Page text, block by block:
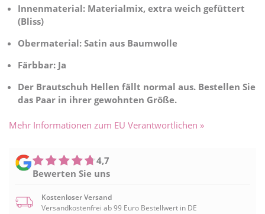
Innenmaterial: Materialmix, extra weich gefüttert
(Bliss)
Obermaterial: Satin aus Baumwolle
Färbbar: Ja
Der Brautschuh Hellen fällt normal aus. Bestellen Sie
das Paar in ihrer gewohnten Größe.
Mehr Informationen zum EU Verantwortlichen »
4,7
Bewerten Sie uns
Kostenloser Versand
Versandkostenfrei ab 99 Euro Bestellwert in DE